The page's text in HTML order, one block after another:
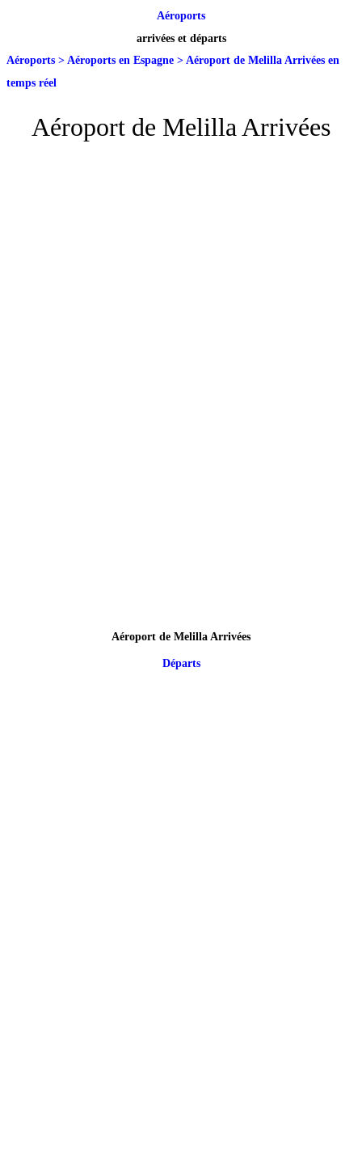
Aéroports
arrivées et départs
Aéroports > Aéroports en Espagne > Aéroport de Melilla Arrivées en
temps réel
Aéroport de Melilla Arrivées
Aéroport de Melilla Arrivées
Départs